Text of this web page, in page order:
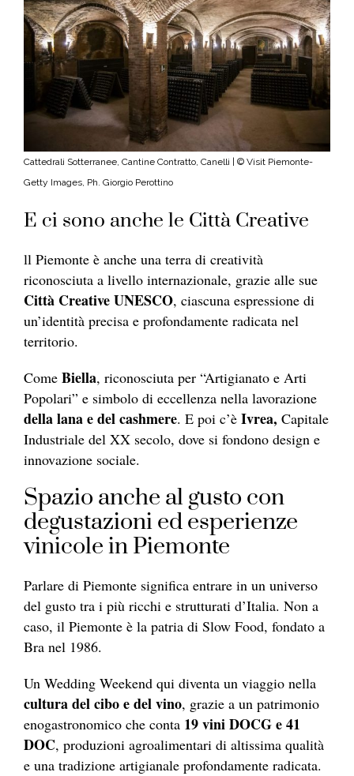
Cattedrali Sotterranee, Cantine Contratto, Canelli | © Visit Piemonte-
Getty Images, Ph. Giorgio Perottino
E ci sono anche le Città Creative
ll Piemonte è anche una terra di creatività
riconosciuta a livello internazionale, grazie alle sue
Città Creative UNESCO, ciascuna espressione di
un’identità precisa e profondamente radicata nel
territorio.
Come Biella, riconosciuta per “Artigianato e Arti
Popolari” e simbolo di eccellenza nella lavorazione
della lana e del cashmere. E poi c’è Ivrea, Capitale
Industriale del XX secolo, dove si fondono design e
innovazione sociale.
Spazio anche al gusto con
degustazioni ed esperienze
vinicole in Piemonte
Parlare di Piemonte significa entrare in un universo
del gusto tra i più ricchi e strutturati d’Italia. Non a
caso, il Piemonte è la patria di Slow Food, fondato a
Bra nel 1986.
Un Wedding Weekend qui diventa un viaggio nella
cultura del cibo e del vino, grazie a un patrimonio
enogastronomico che conta 19 vini DOCG e 41
DOC, produzioni agroalimentari di altissima qualità
e una tradizione artigianale profondamente radicata.